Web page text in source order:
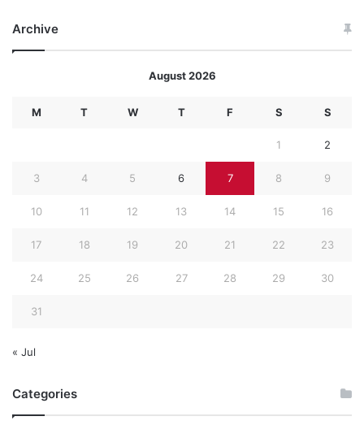
Archive
August 2026
M T W T F S S
1 2
3 4 5 6 7 8 9
10 11 12 13 14 15 16
17 18 19 20 21 22 23
24 25 26 27 28 29 30
31
« Jul
Categories